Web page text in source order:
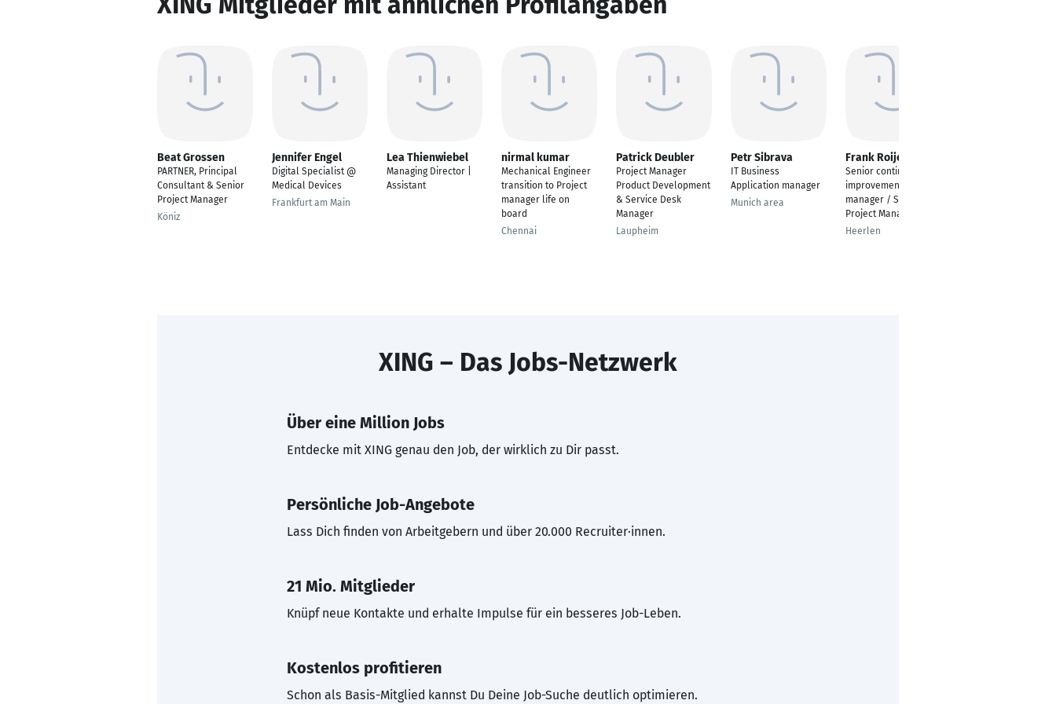
Beat Grossen
PARTNER, Principal
Consultant & Senior
Project Manager
Köniz
Jennifer Engel
Digital Specialist @
Medical Devices
Frankfurt am Main
Lea Thienwiebel
Managing Director |
Assistant
nirmal kumar
Mechanical Engineer
transition to Project
manager life on
board
Chennai
Patrick Deubler
Project Manager
Product Development
& Service Desk
Manager
Laupheim
Petr Sibrava
IT Business
Application manager
Munich area
Frank Roijen
Senior continuous
improvement
manager / Senior
Project Manager
Heerlen
XING – Das Jobs-Netzwerk
Über eine Million Jobs
Entdecke mit XING genau den Job, der wirklich zu Dir passt.
Persönliche Job-Angebote
Lass Dich finden von Arbeitgebern und über 20.000 Recruiter·innen.
21 Mio. Mitglieder
Knüpf neue Kontakte und erhalte Impulse für ein besseres Job-Leben.
Kostenlos profitieren
Schon als Basis-Mitglied kannst Du Deine Job-Suche deutlich optimieren.